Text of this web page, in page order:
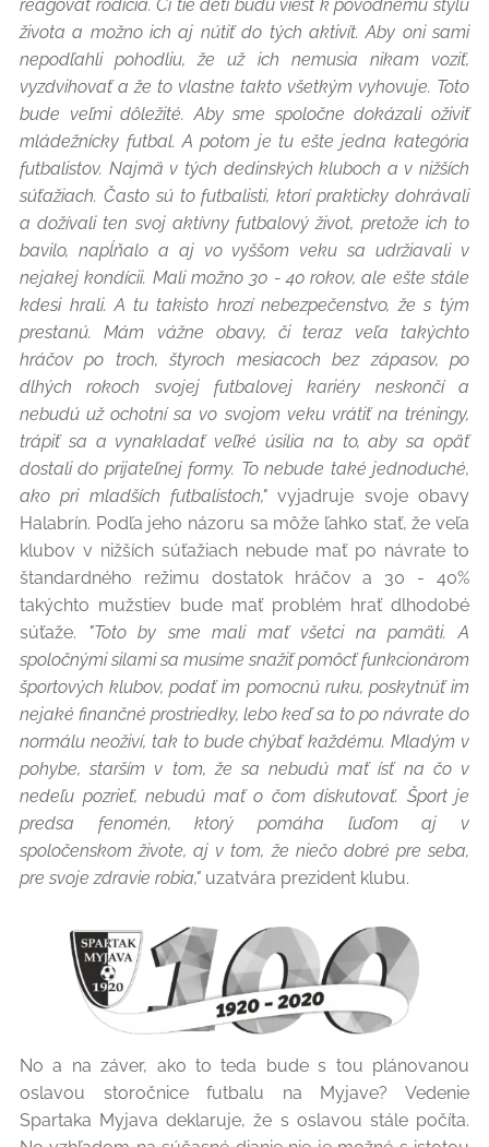
reagovať rodičia. Či tie deti budú viesť k pôvodnému štýlu
života a možno ich aj nútiť do tých aktivít. Aby oni sami
nepodľahli pohodliu, že už ich nemusia nikam voziť,
vyzdvihovať a že to vlastne takto všetkým vyhovuje. Toto
bude veľmi dôležité. Aby sme spoločne dokázali oživiť
mládežnícky futbal. A potom je tu ešte jedna kategória
futbalistov. Najmä v tých dedinských kluboch a v nižších
súťažiach. Často sú to futbalisti, ktorí prakticky dohrávali
a dožívali ten svoj aktívny futbalový život, pretože ich to
bavilo, napĺňalo a aj vo vyššom veku sa udržiavali v
nejakej kondícii. Mali možno 30 - 40 rokov, ale ešte stále
kdesi hrali. A tu takisto hrozí nebezpečenstvo, že s tým
prestanú. Mám vážne obavy, či teraz veľa takýchto
hráčov po troch, štyroch mesiacoch bez zápasov, po
dlhých rokoch svojej futbalovej kariéry neskončí a
nebudú už ochotní sa vo svojom veku vrátiť na tréningy,
trápiť sa a vynakladať veľké úsilia na to, aby sa opäť
dostali do prijateľnej formy. To nebude také jednoduché,
ako pri mladších futbalistoch," vyjadruje svoje obavy
Halabrín. Podľa jeho názoru sa môže ľahko stať, že veľa
klubov v nižších súťažiach nebude mať po návrate to
štandardného režimu dostatok hráčov a 30 - 40%
takýchto mužstiev bude mať problém hrať dlhodobé
súťaže.
"Toto by sme mali mať všetci na pamäti. A
spoločnými silami sa musíme snažiť pomôcť funkcionárom
športových klubov, podať im pomocnú ruku, poskytnúť im
nejaké finančné prostriedky, lebo keď sa to po návrate do
normálu neoživí, tak to bude chýbať každému. Mladým v
pohybe, starším v tom, že sa nebudú mať ísť na čo v
nedeľu pozrieť, nebudú mať o čom diskutovať. Šport je
predsa fenomén, ktorý pomáha ľuďom aj v
spoločenskom živote, aj v tom, že niečo dobré pre seba,
pre svoje zdravie robia," uzatvára prezident klubu.
No a na záver, ako to teda bude s tou plánovanou
oslavou storočnice futbalu na Myjave? Vedenie
Spartaka Myjava deklaruje, že s oslavou stále počíta.